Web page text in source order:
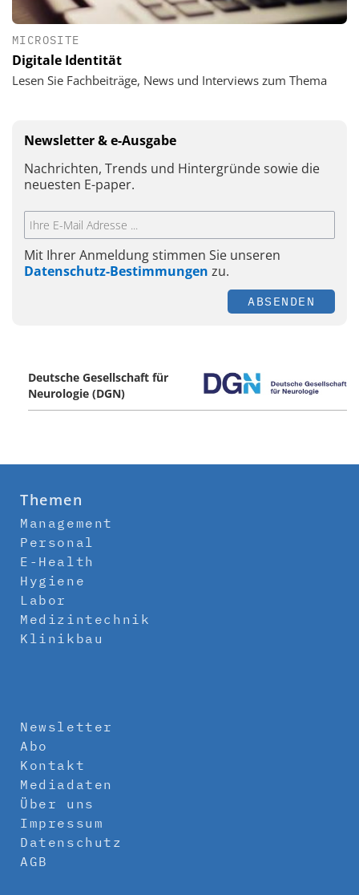
MICROSITE
Digitale Identität
Lesen Sie Fachbeiträge, News und Interviews zum Thema
Newsletter & e-Ausgabe
Nachrichten, Trends und Hintergründe sowie die
neuesten E-paper.
Mit Ihrer Anmeldung stimmen Sie unseren
Datenschutz-Bestimmungen zu.
ABSENDEN
Deutsche Gesellschaft für
Neurologie (DGN)
Themen
Management
Personal
E-Health
Hygiene
Labor
Medizintechnik
Klinikbau
Newsletter
Abo
Kontakt
Mediadaten
Über uns
Impressum
Datenschutz
AGB